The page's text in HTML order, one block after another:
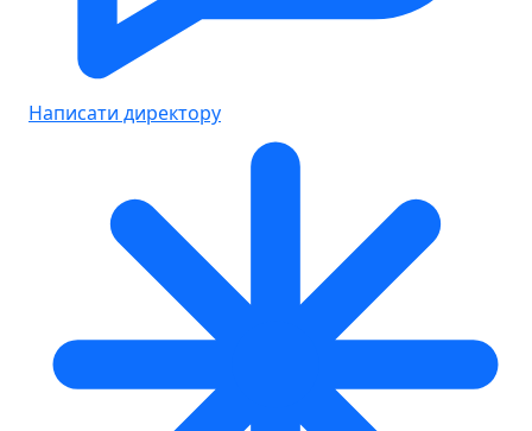
Написати директору